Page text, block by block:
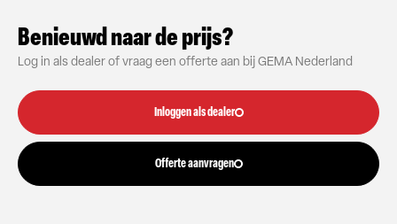
Benieuwd naar de prijs?
Log in als dealer of vraag een offerte aan bij GEMA Nederland
Inloggen als dealer
Offerte aanvragen